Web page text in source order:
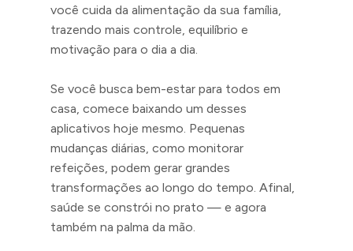
você cuida da alimentação da sua família,
trazendo mais controle, equilíbrio e
motivação para o dia a dia.
Se você busca bem-estar para todos em
casa, comece baixando um desses
aplicativos hoje mesmo. Pequenas
mudanças diárias, como monitorar
refeições, podem gerar grandes
transformações ao longo do tempo. Afinal,
saúde se constrói no prato — e agora
também na palma da mão.